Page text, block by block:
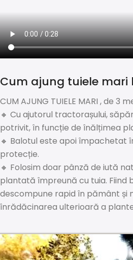
Cum ajung tuiele mari
CUM AJUNG TUIELE MARI , de 3
🔸 Cu ajutorul tractorașului,
potrivit, în funcție de înălțimea
🔸 Balotul este apoi împachetat
protecție.
🔸 Folosim doar pânză de iută
plantată împreună cu tuia. Fiind
descompune rapid în pământ și
înrădăcinarea ulterioară a